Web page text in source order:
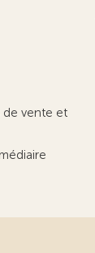
de vente et